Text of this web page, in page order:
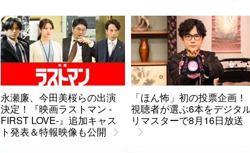
永瀬廉、今田美桜らの出演
決定！『映画ラストマン -
FIRST LOVE-』追加キャス
ト発表＆特報映像も公開
「ほん怖」初の投票企画！
視聴者が選ぶ6本をデジタ
リマスターで8月16日放送